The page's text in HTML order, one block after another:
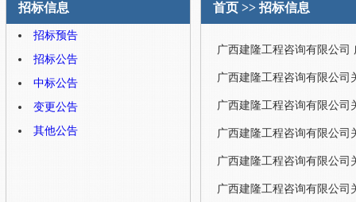
招标信息
招标预告
招标公告
中标公告
变更公告
其他公告
首页>> 招标信息